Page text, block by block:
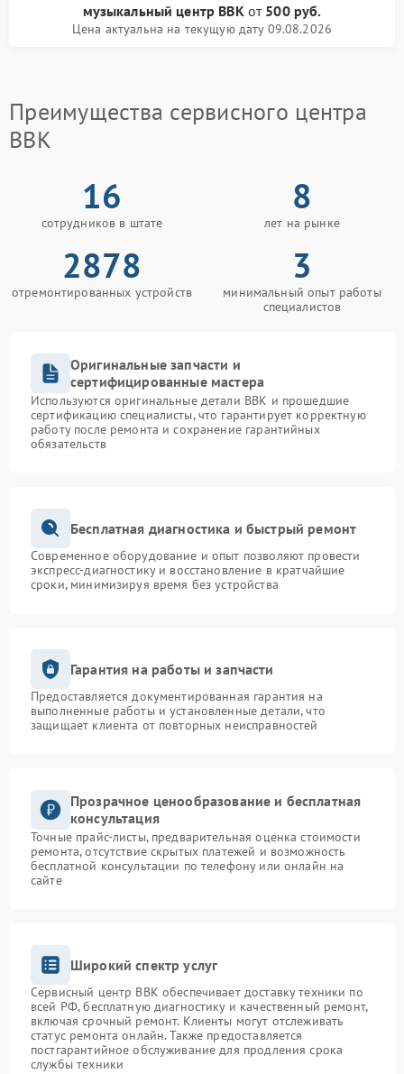
музыкальный центр BBKот 500 руб.
Цена актуальна на текущую дату 09.08.2026
Преимущества сервисного центра
BBK
16
сотрудников в штате
8
лет на рынке
2878
отремонтированных устройств
3
минимальный опыт работы
специалистов
Оригинальные запчасти и
сертифицированные мастера
Используются оригинальные детали BBK и прошедшие
сертификацию специалисты, что гарантирует корректную
работу после ремонта и сохранение гарантийных
обязательств
Бесплатная диагностика и быстрый ремонт
Современное оборудование и опыт позволяют провести
экспресс-диагностику и восстановление в кратчайшие
сроки, минимизируя время без устройства
Гарантия на работы и запчасти
Предоставляется документированная гарантия на
выполненные работы и установленные детали, что
защищает клиента от повторных неисправностей
Прозрачное ценообразование и бесплатная
консультация
Точные прайс-листы, предварительная оценка стоимости
ремонта, отсутствие скрытых платежей и возможность
бесплатной консультации по телефону или онлайн на
сайте
Широкий спектр услуг
Сервисный центр BBK обеспечивает доставку техники по
всей РФ, бесплатную диагностику и качественный ремонт,
включая срочный ремонт. Клиенты могут отслеживать
статус ремонта онлайн. Также предоставляется
постгарантийное обслуживание для продления срока
службы техники